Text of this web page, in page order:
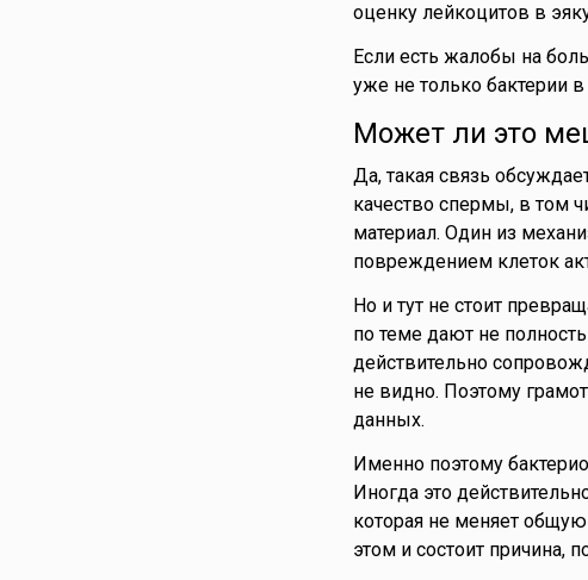
оценку лейкоцитов в
Если есть жалобы на
уже не только бактерии
Может ли это
Да, такая связь
качество спермы, в том
материал. Один из
повреждением клеток
Но и тут не стоит
по теме дают не
действительно
не видно. Поэтому
данных.
Именно поэтому
Иногда это
которая не меняет общую
этом и состоит причина,